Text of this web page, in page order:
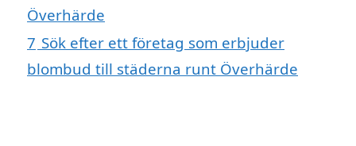
Överhärde
7 Sök efter ett företag som erbjuder
blombud till städerna runt Överhärde